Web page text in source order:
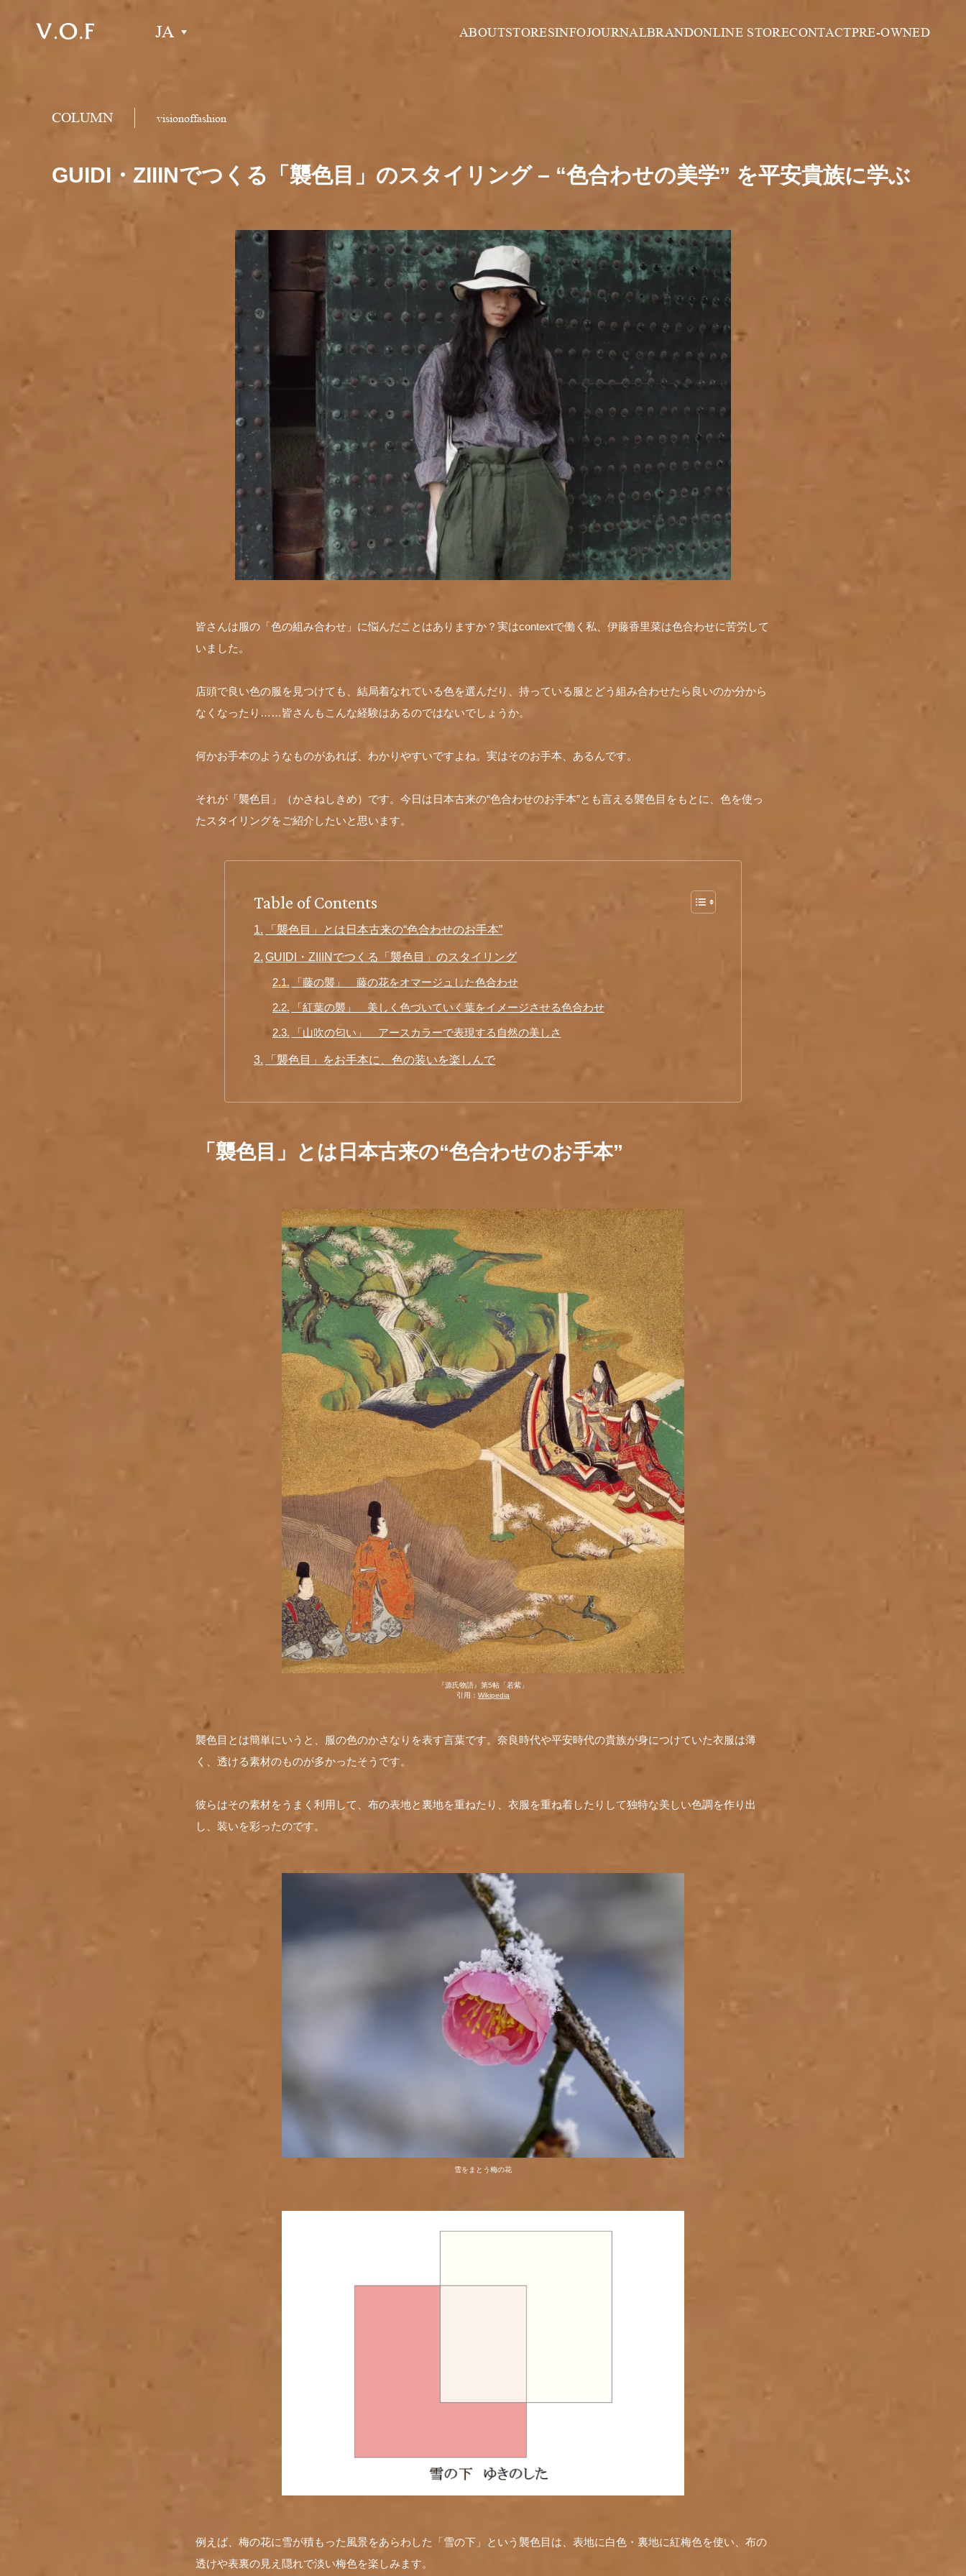
JA ABOUTSTORESINFOJOURNALBRANDONLINE STORECONTACTPRE-OWNED
COLUMN visionoffashion
GUIDI・ZIIINでつくる「襲色目」のスタイリング – “色合わせの美学” を平安貴族に学ぶ
皆さんは服の「色の組み合わせ」に悩んだことはありますか？実はcontextで働く私、伊藤香里菜は色合わせに苦労して
いました。
店頭で良い色の服を見つけても、結局着なれている色を選んだり、持っている服とどう組み合わせたら良いのか分から
なくなったり……皆さんもこんな経験はあるのではないでしょうか。
何かお手本のようなものがあれば、わかりやすいですよね。実はそのお手本、あるんです。
それが「襲色目」（かさねしきめ）です。今日は日本古来の“色合わせのお手本”とも言える襲色目をもとに、色を使っ
たスタイリングをご紹介したいと思います。
Table of Contents
「襲色目」とは日本古来の“色合わせのお手本”
GUIDI・ZIIINでつくる「襲色目」のスタイリング
「藤の襲」 藤の花をオマージュした色合わせ
「紅葉の襲」 美しく色づいていく葉をイメージさせる色合わせ
「山吹の匂い」 アースカラーで表現する自然の美しさ
「襲色目」をお手本に、色の装いを楽しんで
「襲色目」とは日本古来の“色合わせのお手本”
『源氏物語』第5帖「若紫」
引用： Wikipedia
襲色目とは簡単にいうと、服の色のかさなりを表す言葉です。奈良時代や平安時代の貴族が身につけていた衣服は薄
く、透ける素材のものが多かったそうです。
彼らはその素材をうまく利用して、布の表地と裏地を重ねたり、衣服を重ね着したりして独特な美しい色調を作り出
し、装いを彩ったのです。
雪をまとう梅の花
例えば、梅の花に雪が積もった風景をあらわした「雪の下」という襲色目は、表地に白色・裏地に紅梅色を使い、布の
透けや表裏の見え隠れで淡い梅色を楽しみます。